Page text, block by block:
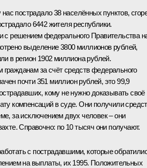
нас пострадало 38 населённых пунктов,
6442 жителя республики.
с решением федерального Правительства
выделение 3800 миллионов рублей,
в регион 1902 миллиона рублей.
за счёт средств федерального
почти 351 миллион рублей, это 99,9
кому не нужно доказывать своё
компенсаций в суде. Они получили
за исключением двух человек – они
Справочно: по 10 тысяч они получают.
с пострадавшими, которые
на выплаты, их 1995. Положительных